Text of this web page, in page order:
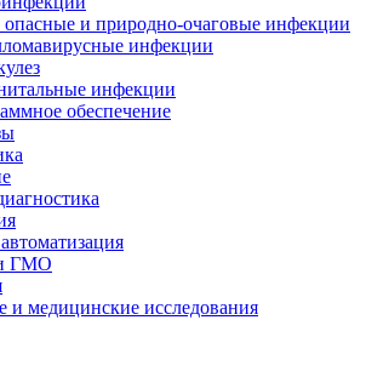
и природно-очаговые инфекции
инфекции
инфекции
обеспечение
ГМО
и медицинские исследования